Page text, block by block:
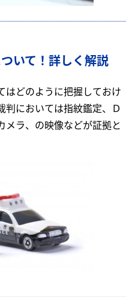
いて！詳しく解説
はどのように把握しておけ
判においては指紋鑑定、Ｄ
メラ、の映像などが証拠と